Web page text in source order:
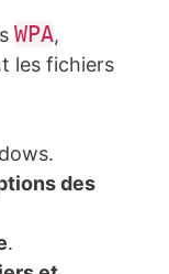
WPA,
les fichiers
des
.